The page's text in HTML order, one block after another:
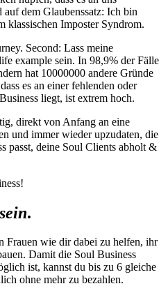
dem Glaubenssatz: Ich bin
klassischen Imposter Syndrom.
Second: Lass meine
example sein. In 98,9% der Fälle
hat 10000000 andere Gründe
es an einer fehlenden oder
liegt, ist extrem hoch.
direkt von Anfang an eine
und immer wieder upzudaten, die
passt, deine Soul Clients abholt &
.
Frauen wie dir dabei zu helfen, ihr
Damit die Soul Business
ist, kannst du bis zu 6 gleiche
ohne mehr zu bezahlen.